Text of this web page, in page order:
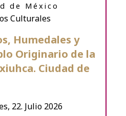
22. Julio 2026
Humedales y
Originario de la
Ciudad de
Culturales
de México